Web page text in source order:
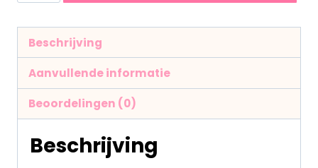
Beschrijving
Aanvullende informatie
Beoordelingen (0)
Beschrijving